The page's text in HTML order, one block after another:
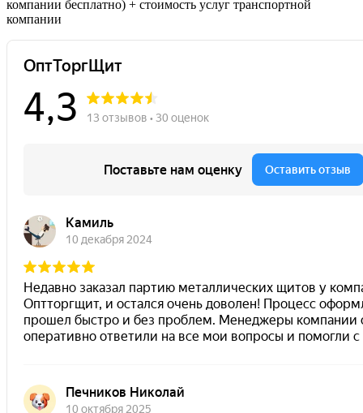
компании бесплатно) + стоимость услуг транспортной
компании